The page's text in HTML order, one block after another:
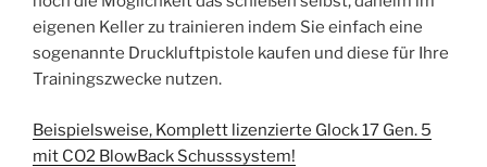
eigenen Keller zu trainieren indem Sie einfach eine
sogenannte Druckluftpistole kaufen und diese für Ihre
Trainingszwecke nutzen.
Beispielsweise, Komplett lizenzierte Glock 17 Gen. 5
mit CO2 BlowBack Schusssystem!